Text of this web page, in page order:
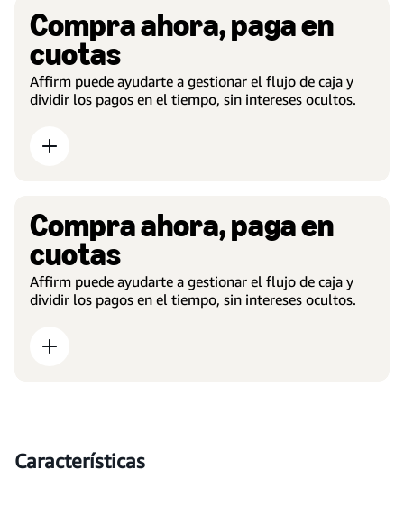
Compra ahora, paga en
cuotas
Affirm puede ayudarte a gestionar el flujo de caja y
dividir los pagos en el tiempo, sin intereses ocultos.
Compra ahora, paga en
cuotas
Affirm puede ayudarte a gestionar el flujo de caja y
dividir los pagos en el tiempo, sin intereses ocultos.
Características